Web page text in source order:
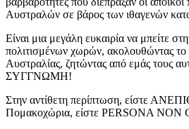
Αυστραλών σε βάρος των ιθαγενών
Είναι μια μεγάλη ευκαιρία να μπείτε
πολιτισμένων χωρών, ακολουθώντας το
Αυστραλίας, ζητώντας από εμάς τους
ΣΥΓΓΝΩΜΗ!
Στην αντίθετη περίπτωση, είστε
Πομακοχώρια, είστε PERSONA NON